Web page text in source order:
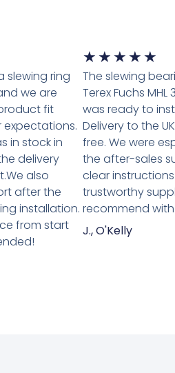
slewing ring
we are
fit
in stock in
delivery
also
after the
installation.
from start
★ ★ ★ ★ ★
The slewing
Terex Fuchs
was ready to
Delivery to the
free. We were
the after-sales
clear
trustworthy
recommend
J., O'Kelly